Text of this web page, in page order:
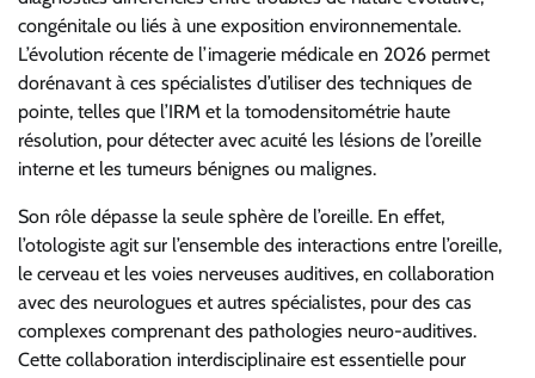
congénitale ou liés à une exposition environnementale.
L’évolution récente de l’imagerie médicale en 2026 permet
dorénavant à ces spécialistes d’utiliser des techniques de
pointe, telles que l’IRM et la tomodensitométrie haute
résolution, pour détecter avec acuité les lésions de l’oreille
interne et les tumeurs bénignes ou malignes.
Son rôle dépasse la seule sphère de l’oreille. En effet,
l’otologiste agit sur l’ensemble des interactions entre l’oreille,
le cerveau et les voies nerveuses auditives, en collaboration
avec des neurologues et autres spécialistes, pour des cas
complexes comprenant des pathologies neuro-auditives.
Cette collaboration interdisciplinaire est essentielle pour